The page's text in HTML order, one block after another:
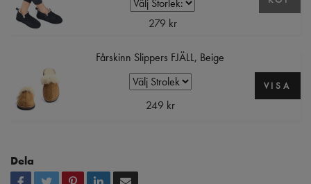
279 kr
Fårskinn Slippers FJÄLL, Beige
249 kr
VISA
Dela